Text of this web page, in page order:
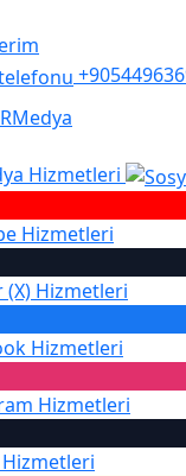
Hizmetleri
Hizmetleri
Hizmetleri
Hizmetleri
Hizmetleri
Hizmetleri